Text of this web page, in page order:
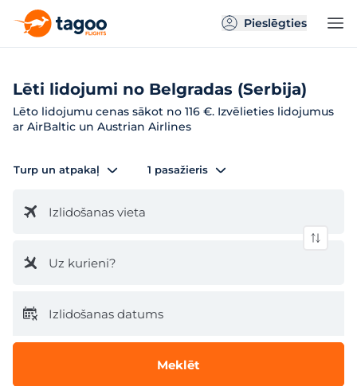
Pieslēgties
Lēti lidojumi no Belgradas (Serbija)
Lēto lidojumu cenas sākot no 116 €. Izvēlieties lidojumus
ar AirBaltic un Austrian Airlines
Turp un atpakaļ 1 pasažieris
Izlidošanas vieta
Uz kurieni?
Izlidošanas datums
Meklēt